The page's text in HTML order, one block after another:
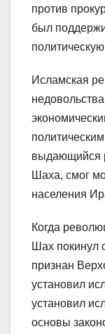
против
был
Исламская
выдающийся
Шаха, смог
населения
Когда
Шах покинул
признан
установил
установил
основы